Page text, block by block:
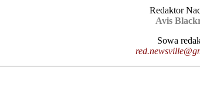
Redaktor
Avis
Sowa